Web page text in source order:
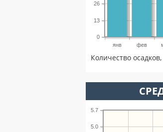
янв фев
0
13
26
Количество
5.0
5.7